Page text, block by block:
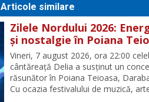
Articole similare
Zilele Nordului 2026:
și nostalgie în Poiana
Vineri, 7 august 2026, ora 22:00
cântăreață Delia a susținut un
răsunător în Poiana Teioasa,
Cu ocazia festivalului de muzică,